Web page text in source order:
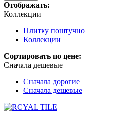
Отображать:
Коллекции
Плитку поштучно
Коллекции
Сортировать по цене:
Сначала дешевые
Сначала дорогие
Сначала дешевые